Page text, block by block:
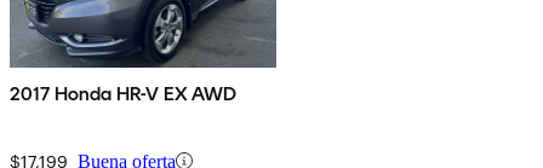
2017 Honda HR-V EX AWD
$17,199 Buena oferta